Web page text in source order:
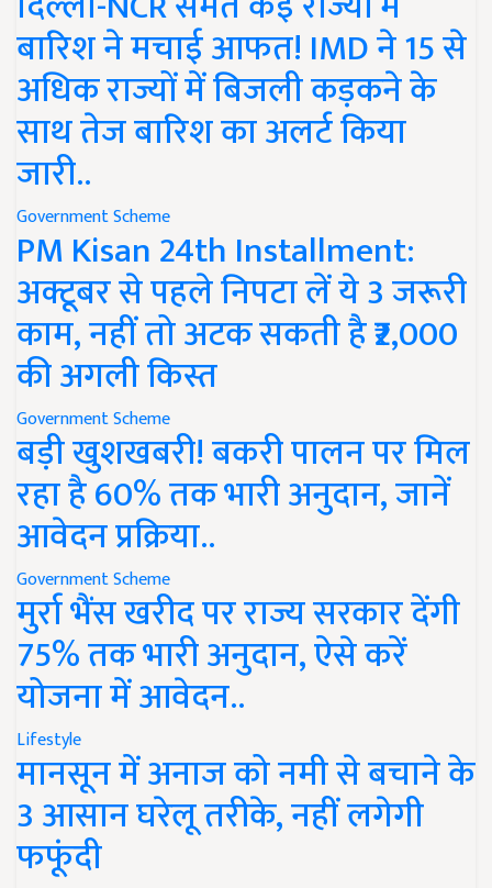
बारिश ने मचाई आफत! IMD ने 15 से
अधिक राज्यों में बिजली कड़कने के
साथ तेज बारिश का अलर्ट किया
जारी..
Government Scheme
PM Kisan 24th Installment:
अक्टूबर से पहले निपटा लें ये 3 जरूरी
काम, नहीं तो अटक सकती है ₹2,000
की अगली किस्त
Government Scheme
बड़ी खुशखबरी! बकरी पालन पर मिल
रहा है 60% तक भारी अनुदान, जानें
आवेदन प्रक्रिया..
Government Scheme
मुर्रा भैंस खरीद पर राज्य सरकार देंगी
75% तक भारी अनुदान, ऐसे करें
योजना में आवेदन..
Lifestyle
मानसून में अनाज को नमी से बचाने के
3 आसान घरेलू तरीके, नहीं लगेगी
फफूंदी